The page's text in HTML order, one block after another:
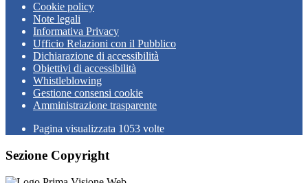
Cookie policy
Note legali
Informativa Privacy
Ufficio Relazioni con il Pubblico
Dichiarazione di accessibilità
Obiettivi di accessibilità
Whistleblowing
Gestione consensi cookie
Amministrazione trasparente
Pagina visualizzata 1053 volte
Sezione Copyright